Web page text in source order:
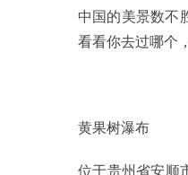
中国的美景数不
看看你去过哪个
黄果树瀑布
位于贵州省安顺